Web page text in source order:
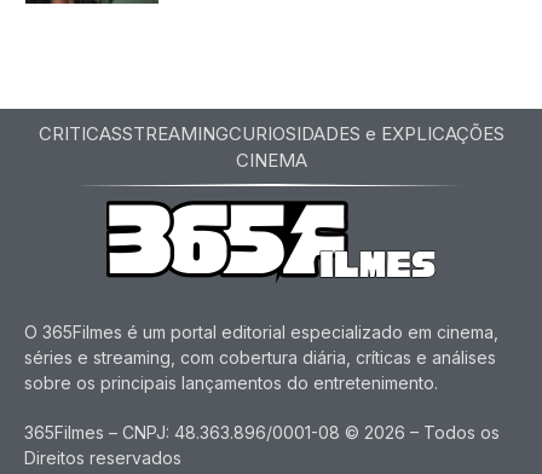
CRITICASSTREAMINGCURIOSIDADES e EXPLICAÇÕES
CINEMA
O 365Filmes é um portal editorial especializado em cinema,
séries e streaming, com cobertura diária, críticas e análises
sobre os principais lançamentos do entretenimento.
365Filmes – CNPJ: 48.363.896/0001-08 © 2026 – Todos os
Direitos reservados